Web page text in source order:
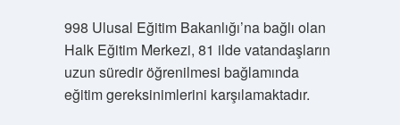
998 Ulusal Eğitim Bakanlığı’na bağlı olan
Halk Eğitim Merkezi, 81 ilde vatandaşların
uzun süredir öğrenilmesi bağlamında
eğitim gereksinimlerini karşılamaktadır.